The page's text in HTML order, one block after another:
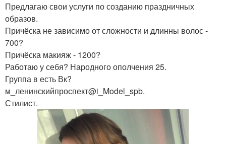
Предлагаю свои услуги по созданию праздничных
образов.
Причёска не зависимо от сложности и длинны волос -
700?
Причёска макияж - 1200?
Работаю у себя? Народного ополчения 25.
Группа в есть Вк?
м_ленинскийпроспект@i_Model_spb.
Стилист.